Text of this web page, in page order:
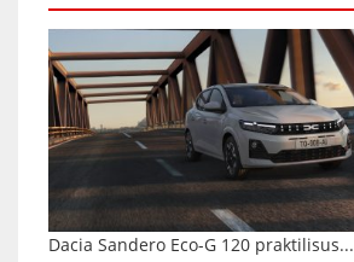
Dacia Sandero Eco-G 120 praktilisus...